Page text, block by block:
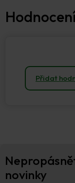
Přidat
novinky